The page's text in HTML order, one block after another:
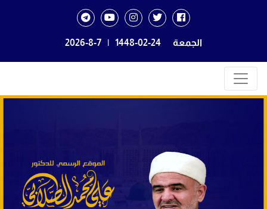
الجمعة 1448-02-24
|
2026-8-7